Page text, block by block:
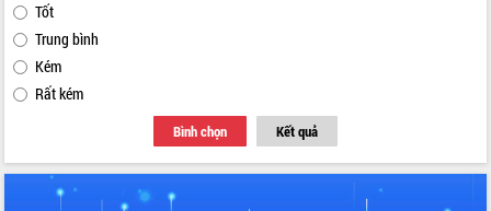
Tốt
Trung bình
Kém
Rất kém
Bình chọn Kết quả